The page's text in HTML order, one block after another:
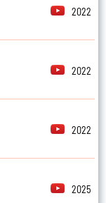
2022
2022
2022
2025